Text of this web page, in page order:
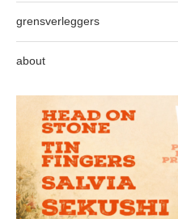
grensverleggers
about